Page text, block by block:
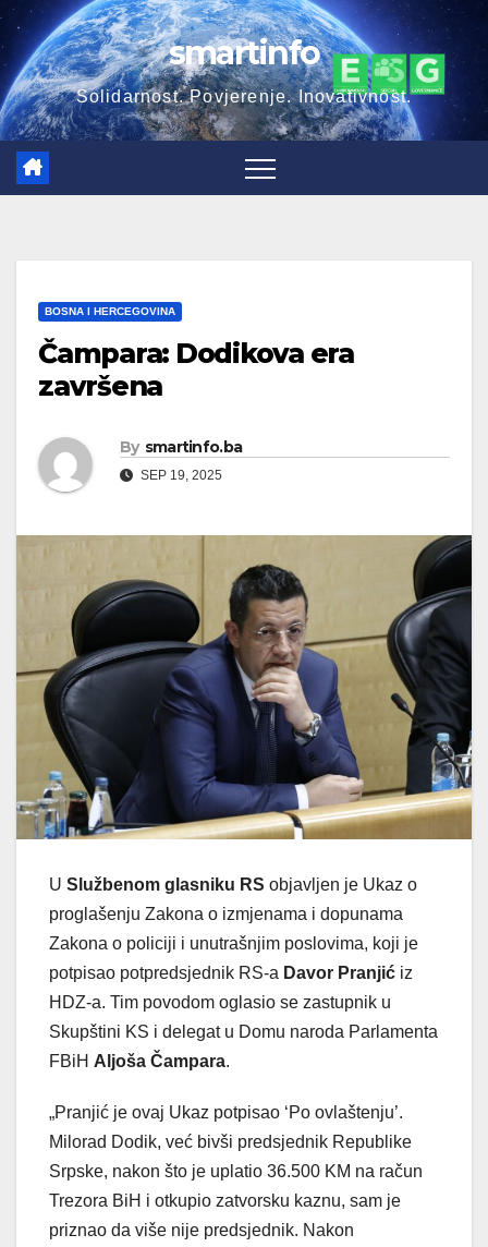
Skip
to
content
smartinfo
Solidarnost. Povjerenje. Inovativnost.
BOSNA I HERCEGOVINA
Čampara: Dodikova era
završena
By smartinfo.ba
SEP 19, 2025
U Službenom glasniku RS objavljen je Ukaz o
proglašenju Zakona o izmjenama i dopunama
Zakona o policiji i unutrašnjim poslovima, koji je
potpisao potpredsjednik RS-a Davor Pranjić iz
HDZ-a. Tim povodom oglasio se zastupnik u
Skupštini KS i delegat u Domu naroda Parlamenta
FBiH Aljoša Čampara.
„Pranjić je ovaj Ukaz potpisao ‘Po ovlaštenju’.
Milorad Dodik, već bivši predsjednik Republike
Srpske, nakon što je uplatio 36.500 KM na račun
Trezora BiH i otkupio zatvorsku kaznu, sam je
priznao da više nije predsjednik. Nakon